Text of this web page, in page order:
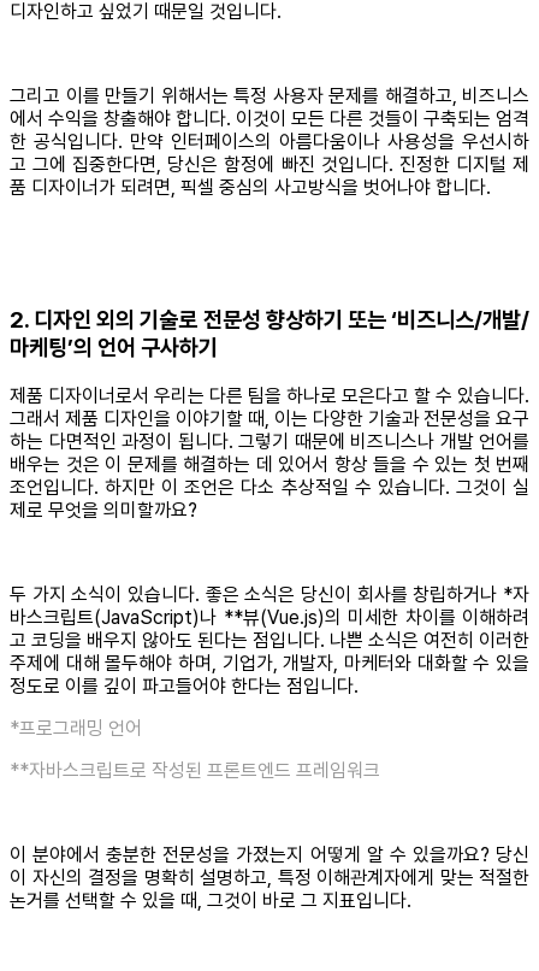
디자인하고 싶었기 때문일 것입니다.
그리고 이를 만들기 위해서는 특정 사용자 문제를 해결하고, 비즈니스
에서 수익을 창출해야 합니다. 이것이 모든 다른 것들이 구축되는 엄격
한 공식입니다. 만약 인터페이스의 아름다움이나 사용성을 우선시하
고 그에 집중한다면, 당신은 함정에 빠진 것입니다. 진정한 디지털 제
품 디자이너가 되려면, 픽셀 중심의 사고방식을 벗어나야 합니다.
2. 디자인 외의 기술로 전문성 향상하기 또는 ‘비즈니스/개발/
마케팅’의 언어 구사하기
제품 디자이너로서 우리는 다른 팀을 하나로 모은다고 할 수 있습니다.
그래서 제품 디자인을 이야기할 때, 이는 다양한 기술과 전문성을 요구
하는 다면적인 과정이 됩니다. 그렇기 때문에 비즈니스나 개발 언어를
배우는 것은 이 문제를 해결하는 데 있어서 항상 들을 수 있는 첫 번째
조언입니다. 하지만 이 조언은 다소 추상적일 수 있습니다. 그것이 실
제로 무엇을 의미할까요?
두 가지 소식이 있습니다. 좋은 소식은 당신이 회사를 창립하거나 *자
바스크립트(JavaScript)나 **뷰(Vue.js)의 미세한 차이를 이해하려
고 코딩을 배우지 않아도 된다는 점입니다. 나쁜 소식은 여전히 이러한
주제에 대해 몰두해야 하며, 기업가, 개발자, 마케터와 대화할 수 있을
정도로 이를 깊이 파고들어야 한다는 점입니다.
*프로그래밍 언어
**자바스크립트로 작성된 프론트엔드 프레임워크
이 분야에서 충분한 전문성을 가졌는지 어떻게 알 수 있을까요? 당신
이 자신의 결정을 명확히 설명하고, 특정 이해관계자에게 맞는 적절한
논거를 선택할 수 있을 때, 그것이 바로 그 지표입니다.